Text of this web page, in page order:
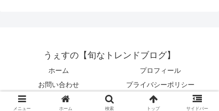
うぇすの【旬なトレンドブログ】
ホーム
プロフィール
お問い合わせ
プライバシーポリシー
© 2023 うぇすの【旬なトレンドブログ】.
メニュー ホーム 検索 トップ サイドバー